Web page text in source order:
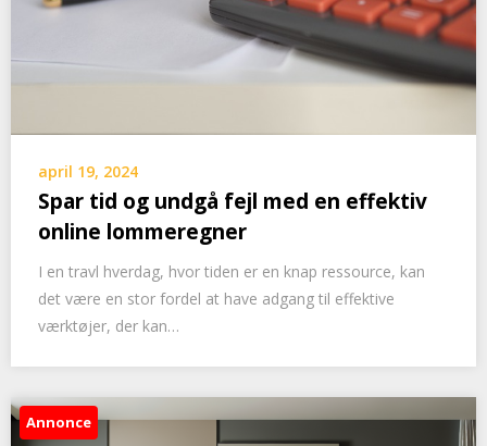
april 19, 2024
Spar tid og undgå fejl med en effektiv
online lommeregner
I en travl hverdag, hvor tiden er en knap ressource, kan
det være en stor fordel at have adgang til effektive
værktøjer, der kan…
Annonce